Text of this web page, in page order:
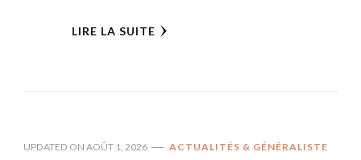
LIRE LA SUITE
UPDATED ON AOÛT 1, 2026 ACTUALITÉS & GÉNÉRALISTE